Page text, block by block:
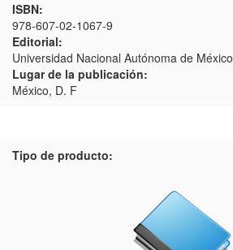
ISBN:
978-607-02-1067-9
Editorial:
Universidad Nacional Autónoma de México
Lugar de la publicación:
México, D. F
Tipo de producto: